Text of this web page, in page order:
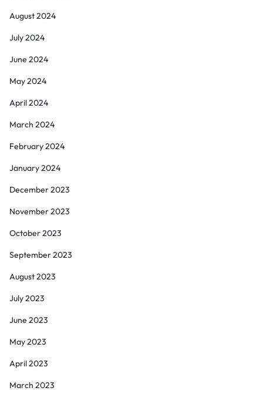
August 2024
July 2024
June 2024
May 2024
April 2024
March 2024
February 2024
January 2024
December 2023
November 2023
October 2023
September 2023
August 2023
July 2023
June 2023
May 2023
April 2023
March 2023